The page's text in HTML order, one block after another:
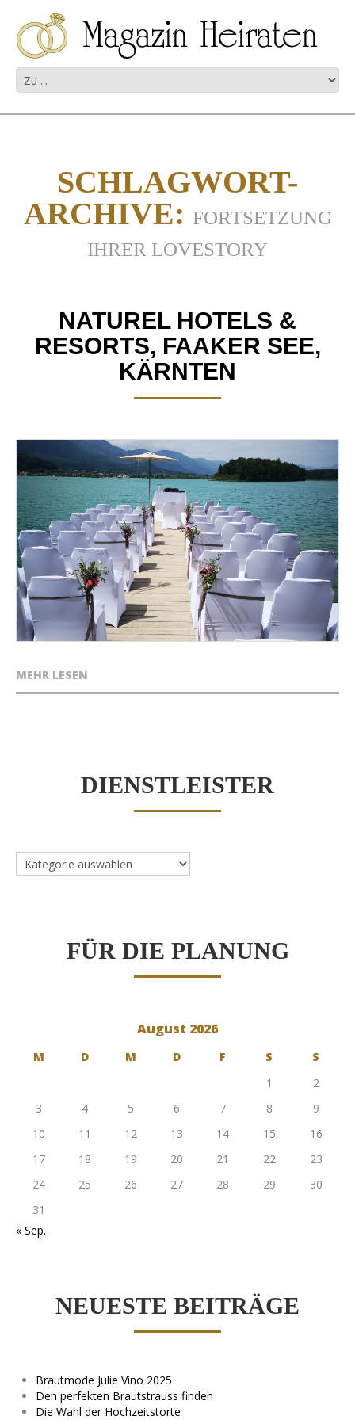
SCHLAGWORT-
ARCHIVE: FORTSETZUNG
IHRER LOVESTORY
NATUREL HOTELS &
RESORTS, FAAKER SEE,
KÄRNTEN
MEHR LESEN
DIENSTLEISTER
Dienstleister
FÜR DIE PLANUNG
August 2026
M D M D F S
S
1
2
3
4 5 6 7 8
9
10
11 12 13 14 15
16
17
18 19 20 21 22
23
24
25 26 27 28 29
30
31
« Sep.
NEUESTE BEITRÄGE
Brautmode Julie Vino 2025
Den perfekten Brautstrauss finden
Die Wahl der Hochzeitstorte